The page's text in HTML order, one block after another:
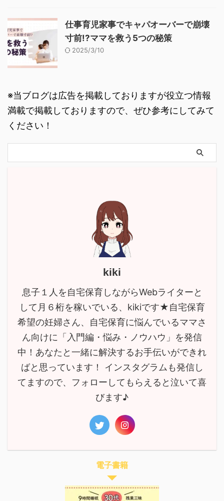
仕事育児家事でキャパオーバーで崩壊
寸前!?ママを救う5つの秘策
2025/3/10
※当ブログは広告を掲載しておりますが役立つ情報
満載で掲載しておりますので、ぜひ参考にしてみて
ください！
kiki
息子１人を自宅保育しながらWebライターと
して月６桁を稼いでいる、kikiです★自宅保育
希望の妊婦さん、自宅保育に悩んでいるママさ
ん向けに「入門編・悩み・ノウハウ」を発信
中！あなたと一緒に解決するお手伝いができれ
ばと思っています！ インスタグラムも発信し
てますので、フォローしてもらえると泣いて喜
びます♪
電子書籍